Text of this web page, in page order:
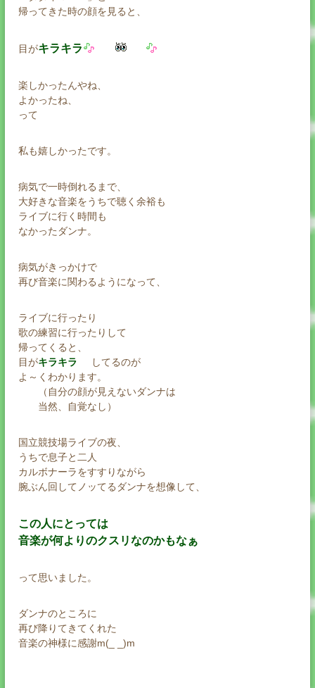
帰ってきた時の顔を見ると、
目がキラキラ
楽しかったんやね、
よかったね、
って
私も嬉しかったです。
病気で一時倒れるまで、
大好きな音楽をうちで聴く余裕も
ライブに行く時間も
なかったダンナ。
病気がきっかけで
再び音楽に関わるようになって、
ライブに行ったり
歌の練習に行ったりして
帰ってくると、
目がキラキラ
してるのが
よ～くわかります。
（自分の顔が見えないダンナは
当然、自覚なし）
国立競技場ライブの夜、
うちで息子と二人
カルボナーラをすすりながら
腕ぶん回してノッてるダンナを想像して、
この人にとっては
音楽が何よりのクスリなのかもなぁ
って思いました。
ダンナのところに
再び降りてきてくれた
音楽の神様に感謝m(_ _)m